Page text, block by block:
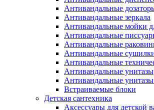
Антивандальные
Антивандальные зеркала
Антивандальные мойки
Антивандальные
Антивандальные
Антивандальные
Антивандальные
Антивандальные унитазы
Антивандальные
Встраиваемые блоки
Детская сантехника
Аксессуары для детской